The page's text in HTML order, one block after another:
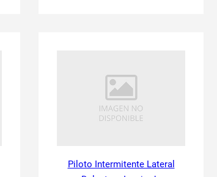
Piloto Intermitente Lateral